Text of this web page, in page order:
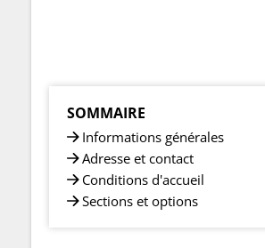
SOMMAIRE
Informations générales
Adresse et contact
Conditions d'accueil
Sections et options